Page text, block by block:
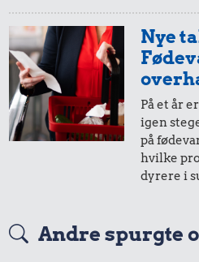
0,82 kr.
Tyggegummi
Udvalgte varer fra danskernes
2,-
i 2013
1,-
i 2013
i 2013
Nye
På et år
igen
på
hvilke
dyrere i
Andre spurgte